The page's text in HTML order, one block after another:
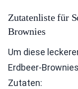
Zutatenliste für
Brownies
Um diese
Erdbeer-
Zutaten: